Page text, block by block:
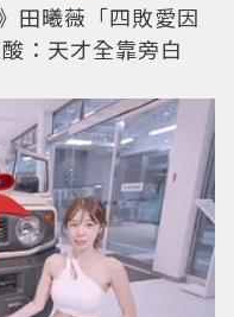
田曦薇「四敗愛因
：天才全靠旁白